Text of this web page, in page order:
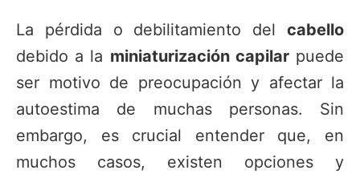
La pérdida o debilitamiento del cabello
debido a la miniaturización capilarpuede
ser motivo de preocupación y afectar la
autoestima de muchas personas. Sin
embargo, es crucial entender que, en
muchos casos, existen opciones y